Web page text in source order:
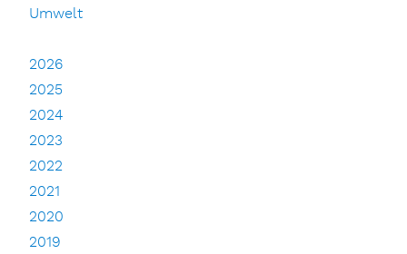
Umwelt
2026
2025
2024
2023
2022
2021
2020
2019